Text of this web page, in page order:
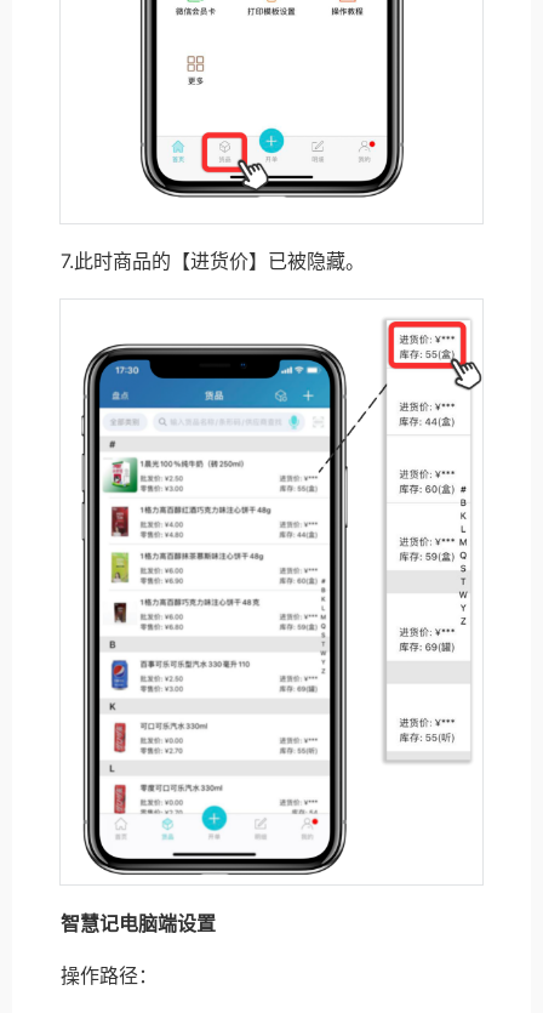
7.此时商品的【进货价】已被隐藏。
智慧记电脑端设置
操作路径：